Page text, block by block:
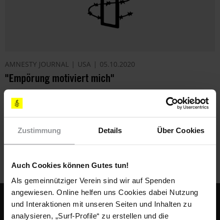
Zustimmung Details Über Cookies
Auch Cookies können Gutes tun!
Als gemeinnütziger Verein sind wir auf Spenden
angewiesen. Online helfen uns Cookies dabei Nutzung
und Interaktionen mit unseren Seiten und Inhalten zu
analysieren, „Surf-Profile“ zu erstellen und die
AMNESTY JOURNAL USA 05.10.2020
"Empörung motiviert mich"
Der Schriftsteller Dave Eggers über die antirassistische
Bewegung in den USA, Polizeiarbeit, künstlerische
den nächsten Präsidenten.
Fußbereich
KONTAKT & FAQ